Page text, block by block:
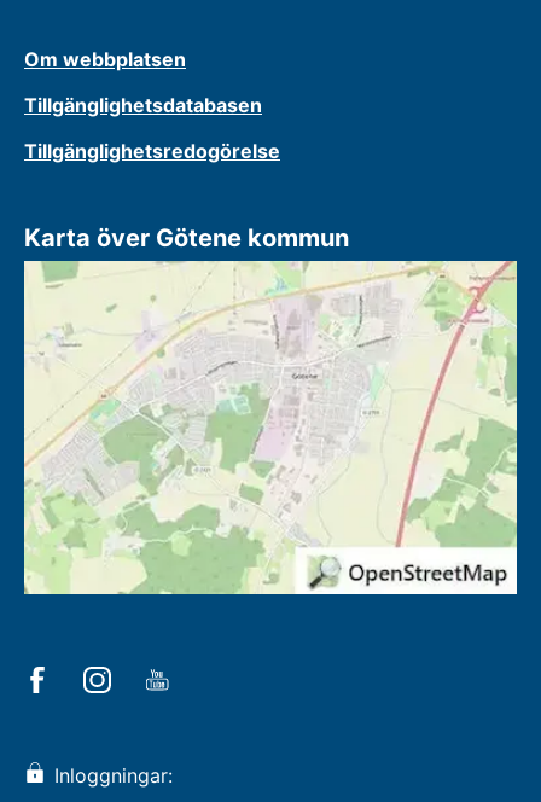
Om webbplatsen
Tillgänglighetsdatabasen
Tillgänglighetsredogörelse
Karta över Götene kommun
Inloggningar: